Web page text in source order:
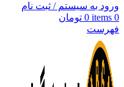
ورود به سیستم / ثبت نام
0
items
0 تومان
فهرست